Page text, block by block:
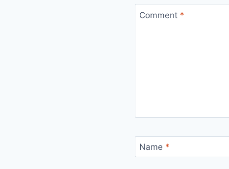
Comment *
Name *